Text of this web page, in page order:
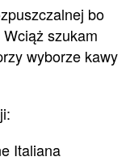
bo
szukam
wyborze kawy
Italiana